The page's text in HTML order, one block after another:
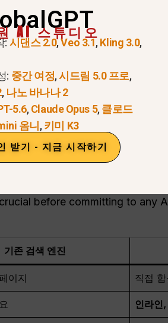
이 좋아하는 이유
combines live web search
links, it delivers direct,
한 도구입니다. 학생들은 매일
고, 대화형 학습 노트를 작성합니
you never accidentally
before committing to any
기존 검색 엔진
이지 직접
인라인
AI 스튜디오
:시댄스 2.0,Veo 3.1,Kling 3.0,
: 중간 여정,시드림 5.0 프로,
, 나노 바나나 2
5.6,Claude Opus 5,클로드
옴니,키미 K3
받기 - 지금 시작하기